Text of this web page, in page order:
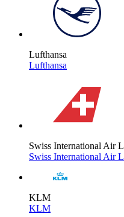
Lufthansa
Lufthansa
Swiss International Air
Swiss International Air
KLM
KLM